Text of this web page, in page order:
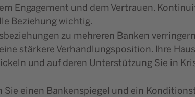
Engagement und dem Vertrauen.
Beziehung wichtig.
zu mehreren Banken
stärkere Verhandlungsposition. Ihre
und auf deren Unterstützung Sie in
Sie einen Bankenspiegel und ein